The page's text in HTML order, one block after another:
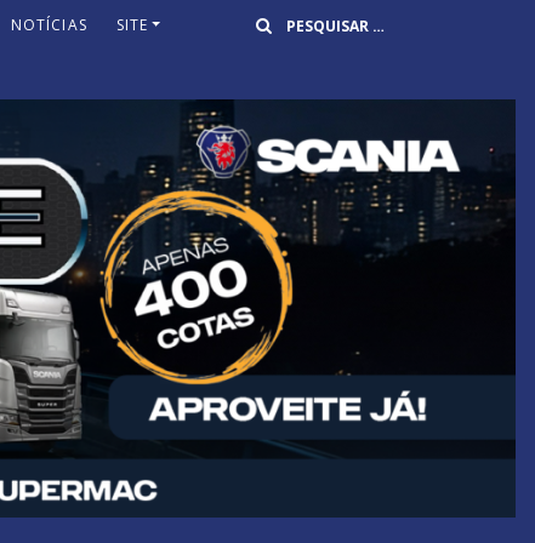
NOTÍCIAS SITE Buscar